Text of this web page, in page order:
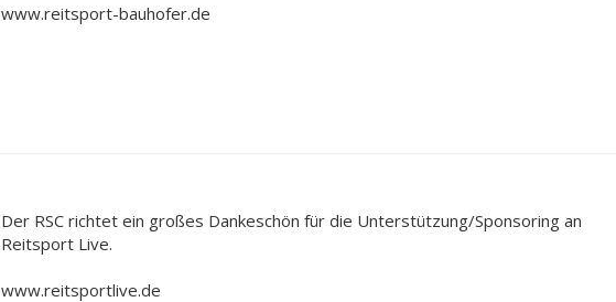
www.reitsport-bauhofer.de
Der RSC richtet ein großes Dankeschön für die Unterstützung/Sponsoring an
Reitsport Live.
www.reitsportlive.de